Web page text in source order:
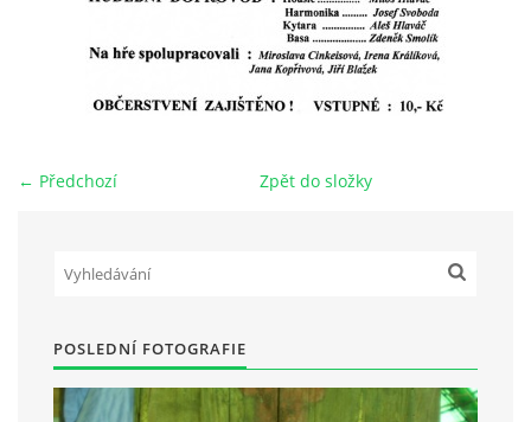
Občanská vzdělávací jednota "Komenský" v Choceradech z.s.
257 24 Chocerady
IČ: 498 28 614
← Předchozí Zpět do složky
POSLEDNÍ FOTOGRAFIE